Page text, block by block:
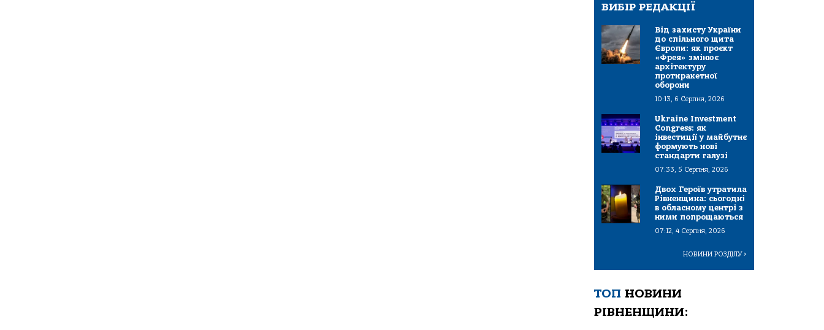
ВИБІР РЕДАКЦІЇ
Від захисту України
до спільного щита
Європи: як проєкт
«Фрея» змінює
архітектуру
протиракетної
оборони
10:13, 6 Серпня, 2026
Ukraine Investment
Congress: як
інвестиції у майбутнє
формують нові
стандарти галузі
07:33, 5 Серпня, 2026
Двох Героїв утратила
Рівненщина: сьогодні
в обласному центрі з
ними попрощаються
07:12, 4 Серпня, 2026
НОВИНИ РОЗДІЛУ>
ТОП НОВИНИ
РІВНЕНЩИНИ: